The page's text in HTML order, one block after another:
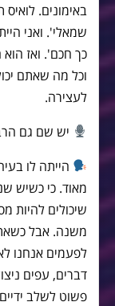
באימונים.
שמאלי'. ואני
כך חכם'. ואז
וכל מה שאתם
לעצירה.
יש שם גם
הייתה לו
מאוד. כי כשיש
שיכולים להיות
משנה. אבל
לפעמים אנחנו
דברים, עפים
פשוט לשלב